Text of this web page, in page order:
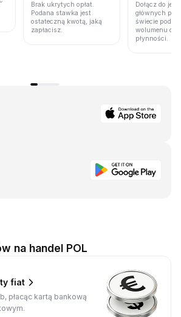
Brak ukrytych opłat.
Podana stawka jest
ostateczną kwotą, jaką
zapłacisz.
Dołącz do
głównych
świecie pod
wolumenu
płynności.
na handel POL
fiat
płacąc kartą bankową